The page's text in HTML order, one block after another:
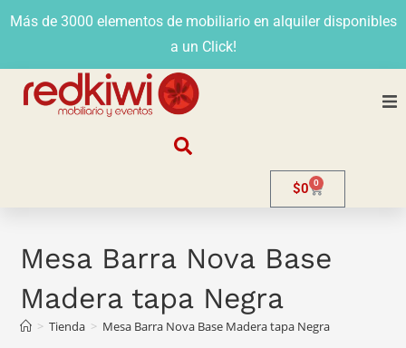
Más de 3000 elementos de mobiliario en alquiler disponibles
a un Click!
Venta
$0 0
Mesa Barra Nova Base
Madera tapa Negra
> Tienda > Mesa Barra Nova Base Madera tapa Negra